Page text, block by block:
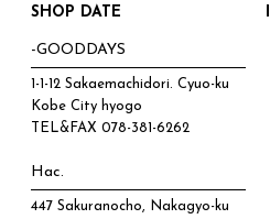
SHOP DATE
-GOODDAYS
1-1-12 Sakaemachidori. Cyuo-ku
Kobe City hyogo
TEL&FAX078-381-6262
Hac.
447 Sakuranocho, Nakagyo-ku